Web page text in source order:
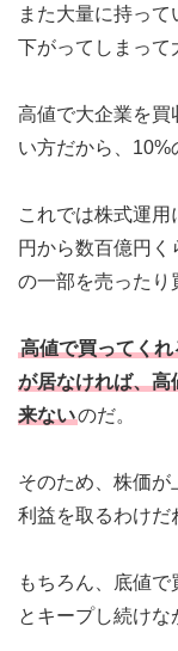
また大量に持っ
下がってしまって
高値で大企業を買
い方だから、10%
これでは株式運
円から数百億円
の一部を売ったり
高値で買ってく
が居なければ、高
来ないのだ。
そのため、株価が
利益を取るわけだ
もちろん、底値
とキープし続けな